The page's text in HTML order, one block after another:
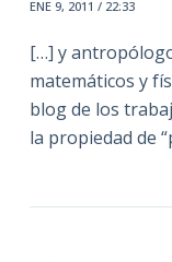
ENE 9, 2011 / 22:33
[…] y
matemáticos y
blog de los
la propiedad de